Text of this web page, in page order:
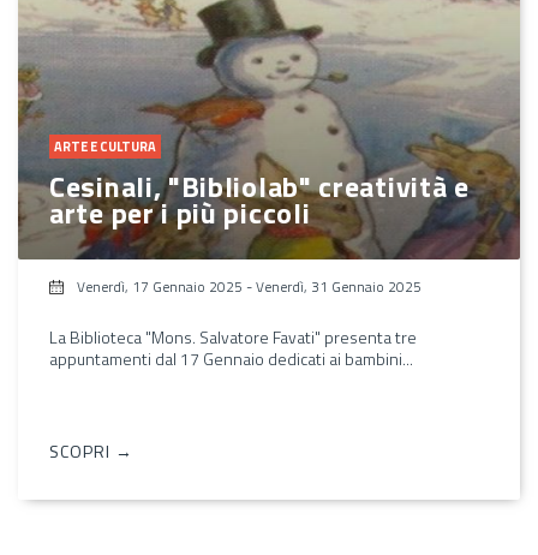
ARTE E CULTURA
Cesinali, "Bibliolab" creatività e
arte per i più piccoli
Venerdì, 17 Gennaio 2025 -Venerdì, 31 Gennaio 2025
La Biblioteca "Mons. Salvatore Favati" presenta tre
appuntamenti dal 17 Gennaio dedicati ai bambini...
SCOPRI →